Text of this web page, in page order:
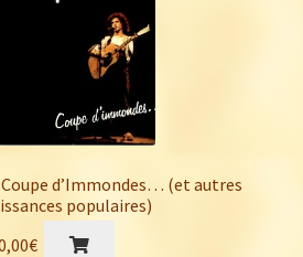
Coupe d’Immondes… (et autres
populaires)
€